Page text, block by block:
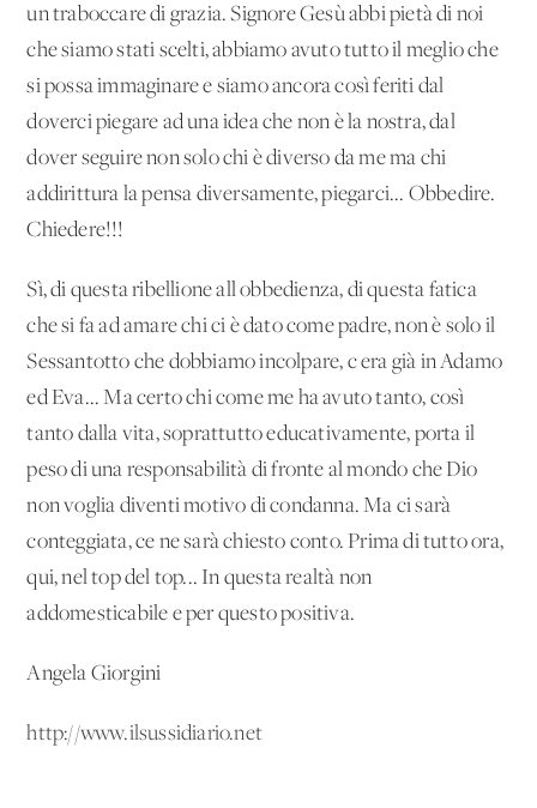
un traboccare di grazia. Signore Gesù abbi pietà di noi
che siamo stati scelti, abbiamo avuto tutto il meglio che
si possa immaginare e siamo ancora così feriti dal
doverci piegare ad una idea che non è la nostra, dal
dover seguire non solo chi è diverso da me ma chi
addirittura la pensa diversamente, piegarci... Obbedire.
Chiedere!!!
Sì, di questa ribellione all'obbedienza, di questa fatica
che si fa ad amare chi ci è dato come padre, non è solo il
Sessantotto che dobbiamo incolpare, c'era già in Adamo
ed Eva... Ma certo chi come me ha avuto tanto, così
tanto dalla vita, soprattutto educativamente, porta il
peso di una responsabilità di fronte al mondo che Dio
non voglia diventi motivo di condanna. Ma ci sarà
conteggiata, ce ne sarà chiesto conto. Prima di tutto ora,
qui, nel top del top... In questa realtà non
addomesticabile e per questo positiva.
Angela Giorgini
http://www.ilsussidiario.net